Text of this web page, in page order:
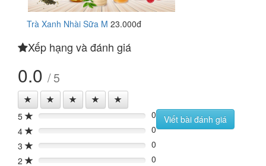
Trà Xanh Nhài Sữa M 23.000đ
Xếp hạng và đánh giá
0.0 / 5
5 0%
0
4
0%
0
3
0%
0
2
0%
0
Viết bài đánh giá